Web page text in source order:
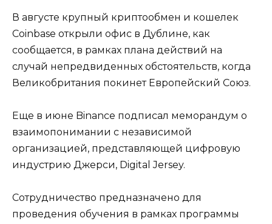
В августе крупный криптообмен и кошелек
Coinbase открыли офис в Дублине, как
сообщается, в рамках плана действий на
случай непредвиденных обстоятельств, когда
Великобритания покинет Европейский Союз.
Еще в июне Binance подписал меморандум о
взаимопонимании с независимой
организацией, представляющей цифровую
индустрию Джерси, Digital Jersey.
Сотрудничество предназначено для
проведения обучения в рамках программы